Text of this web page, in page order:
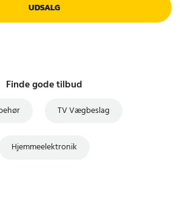
UDSALG
Finde gode tilbud
TV Vægbeslag
Hjemmeelektronik